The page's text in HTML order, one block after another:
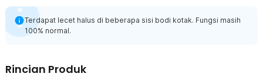
Terdapat lecet halus di beberapa sisi bodi kotak. Fungsi masih
100% normal.
Rincian Produk